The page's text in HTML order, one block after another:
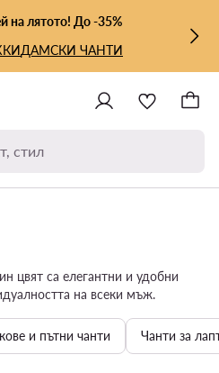
на лятото! До -35%
ДАМСКИ ЧАНТИ
стил
цвят са елегантни и удобни
на всеки мъж.
и пътни чанти Чанти за